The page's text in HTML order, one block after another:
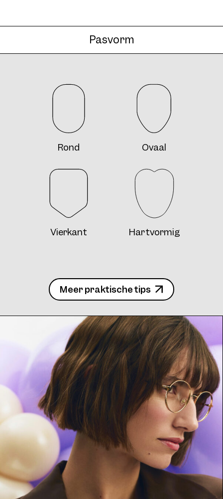
Pasvorm
Rond Ovaal
Vierkant Hartvormig
Meer praktische tips